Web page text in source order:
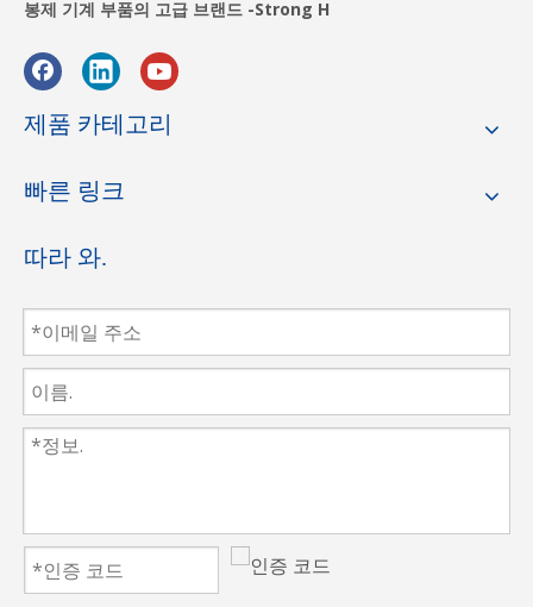
봉제 기계 부품의 고급 브랜드 -Strong H
제품 카테고리
빠른 링크
따라 와.